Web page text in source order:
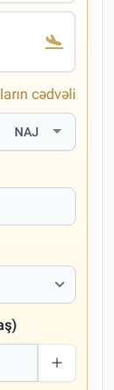
cədvəli
NAJ